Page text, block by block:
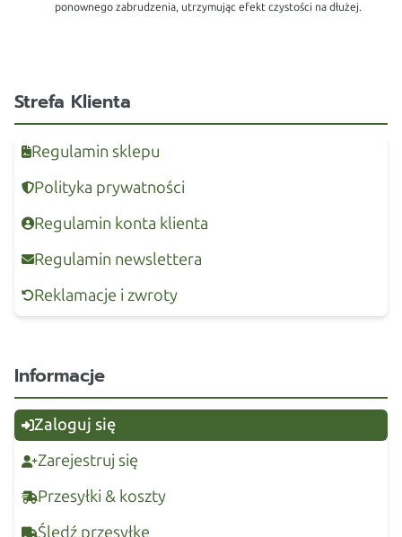
ponownego zabrudzenia, utrzymując efekt czystości na dłużej.
Strefa Klienta
Regulamin sklepu
Polityka prywatności
Regulamin konta klienta
Regulamin newslettera
Reklamacje i zwroty
Informacje
Zaloguj się
Zarejestruj się
Przesyłki & koszty
Śledź przesyłkę